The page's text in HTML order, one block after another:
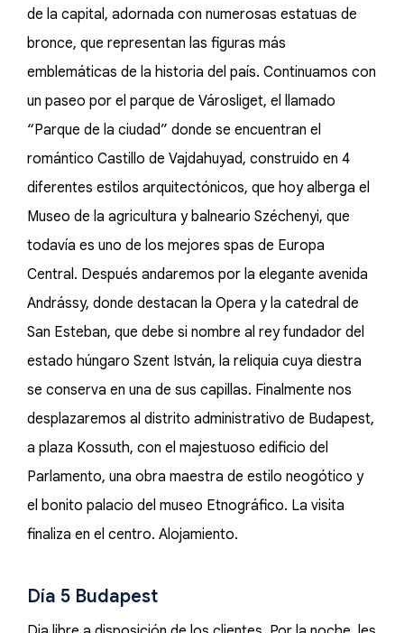
de la capital, adornada con numerosas estatuas de
bronce, que representan las figuras más
emblemáticas de la historia del país. Continuamos con
un paseo por el parque de Városliget, el llamado
“Parque de la ciudad” donde se encuentran el
romántico Castillo de Vajdahuyad, construido en 4
diferentes estilos arquitectónicos, que hoy alberga el
Museo de la agricultura y balneario Széchenyi, que
todavía es uno de los mejores spas de Europa
Central. Después andaremos por la elegante avenida
Andrássy, donde destacan la Opera y la catedral de
San Esteban, que debe si nombre al rey fundador del
estado húngaro Szent István, la reliquia cuya diestra
se conserva en una de sus capillas. Finalmente nos
desplazaremos al distrito administrativo de Budapest,
a plaza Kossuth, con el majestuoso edificio del
Parlamento, una obra maestra de estilo neogótico y
el bonito palacio del museo Etnográfico. La visita
finaliza en el centro. Alojamiento.
Día 5 Budapest